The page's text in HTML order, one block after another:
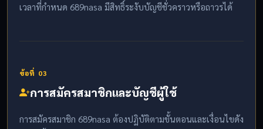
เวลาที่กำหนด 689nasa มีสิทธิ์ระงับบัญชีชั่วคราวหรือถาวรได้
ข้อที่ 03
การสมัครสมาชิกและบัญชีผู้ใช้
การสมัครสมาชิก 689nasa ต้องปฏิบัติตามขั้นตอนและเงื่อนไขดัง